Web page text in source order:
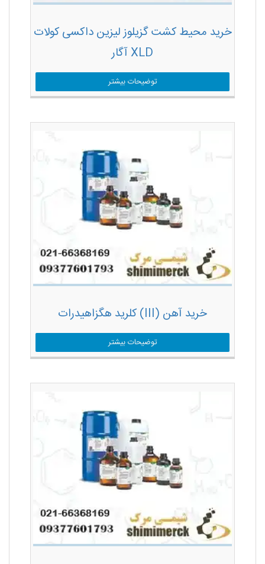
خرید محیط کشت گزیلوز لیزین داکسی کولات
XLD آگار
توضیحات بیشتر
خرید آهن (III) کلرید هگزاهیدرات
توضیحات بیشتر